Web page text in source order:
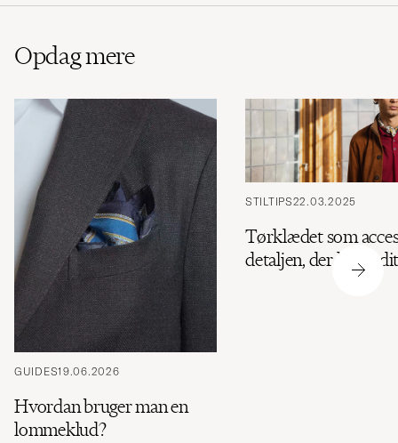
Opdag mere
GUIDES19.06.2026
Hvordan bruger man en
lommeklud?
STILTIPS22.03.2025
Tørklædet som
detaljen, der løfter